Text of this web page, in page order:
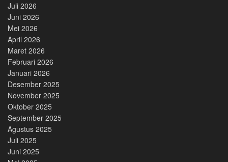
Juli 2026
Juni 2026
Mei 2026
April 2026
Maret 2026
Februari 2026
Januari 2026
Desember 2025
November 2025
Oktober 2025
September 2025
Agustus 2025
Juli 2025
Juni 2025